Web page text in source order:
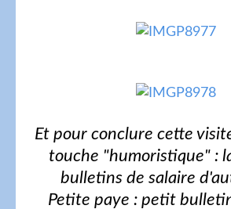
Et pour conclure cette
touche "humoristique" :
bulletins de salaire
Petite paye : petit